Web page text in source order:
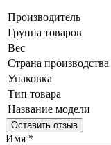
Производитель
Группа товаров
Вес
Страна производства
Упаковка
Тип товара
Название модели
Оставить отзыв
Имя *